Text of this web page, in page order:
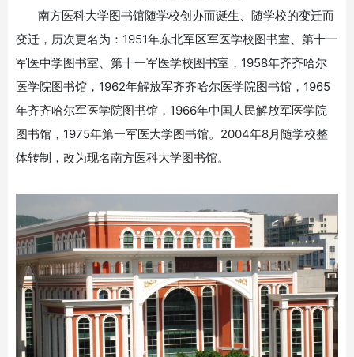
南方医科大学图书馆随学校创办而诞生、随学校的变迁而
变迁，历次更名为： 1951年东北军区军医学校图书室、第十一
军医中学图书室、第十一军医学校图书室， 1958年齐齐哈尔
医学院图书馆， 1962年解放军齐齐哈尔医学院图书馆， 1965
年齐齐哈尔军医学院图书馆， 1966年中国人民解放军医学院
图书馆， 1975年第一军医大学图书馆。 2004年8月随学校整
体转制，改为现名南方医科大学图书馆。